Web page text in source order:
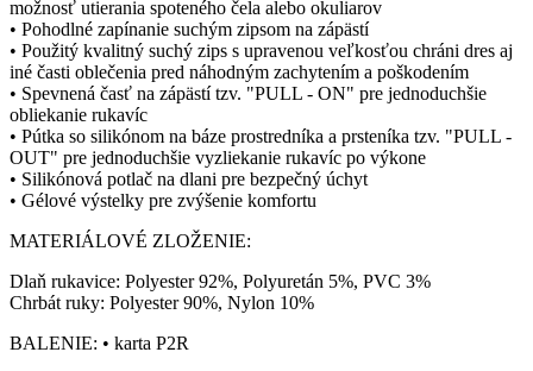
možnosť utierania spoteného čela alebo okuliarov
• Pohodlné zapínanie suchým zipsom na zápästí
• Použitý kvalitný suchý zips s upravenou veľkosťou chráni dres aj
iné časti oblečenia pred náhodným zachytením a poškodením
• Spevnená časť na zápästí tzv. "PULL - ON" pre jednoduchšie
obliekanie rukavíc
• Pútka so silikónom na báze prostredníka a prsteníka tzv. "PULL -
OUT" pre jednoduchšie vyzliekanie rukavíc po výkone
• Silikónová potlač na dlani pre bezpečný úchyt
• Gélové výstelky pre zvýšenie komfortu
MATERIÁLOVÉ ZLOŽENIE:
Dlaň rukavice: Polyester 92%, Polyuretán 5%, PVC 3%
Chrbát ruky: Polyester 90%, Nylon 10%
BALENIE: • karta P2R